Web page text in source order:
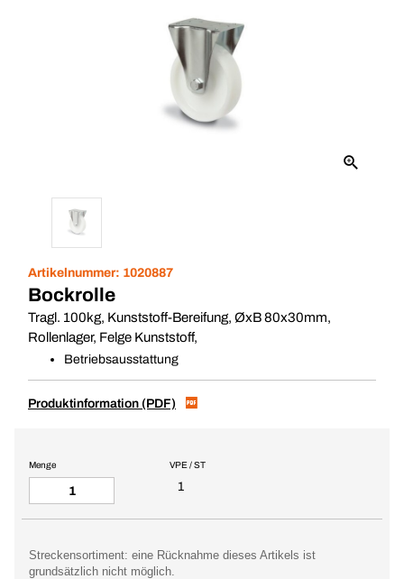
Artikelnummer: 1020887
Bockrolle
Tragl. 100kg, Kunststoff-Bereifung, ØxB 80x30mm,
Rollenlager, Felge Kunststoff,
Betriebsausstattung
Produktinformation (PDF)
VPE / ST
1
Menge
Streckensortiment: eine Rücknahme dieses Artikels ist
grundsätzlich nicht möglich.